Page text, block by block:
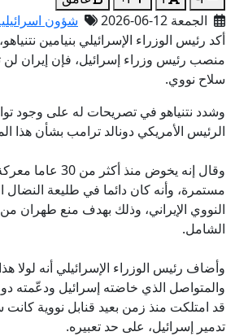
الجمعة 12-06-2026
شؤون
أكد رئيس الوزراء الإسرائيلي بنيامين
منصب رئيس وزراء إسرائيل، فإن إيران لن
سلاح نووي.
وشدد نتنياهو في تصريحات له على وجود
الرئيس الأمريكي دونالد ترامب بشأن هذا
وقال إنه يخوض منذ
مستمرة، وأنه كان دائما في طليعة النضال
النووي الإيراني، وذلك بهدف منع طهران من
الشامل.
وأضاف رئيس الوزراء الإسرائيلي أنه لولا
والمتواصل الذي خاضته إسرائيل ودعّمته
قد امتلكت منذ زمن بعيد قنابل نووية
تدمير إسرائيل، على حد تعبيره.